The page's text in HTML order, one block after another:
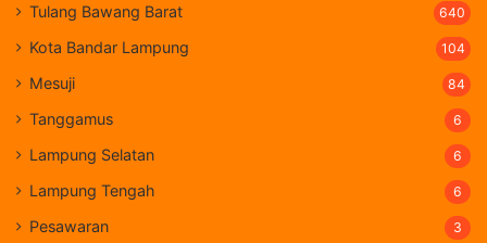
Tulang Bawang Barat 640
Kota Bandar Lampung 104
Mesuji 84
Tanggamus 6
Lampung Selatan 6
Lampung Tengah 6
Pesawaran 3